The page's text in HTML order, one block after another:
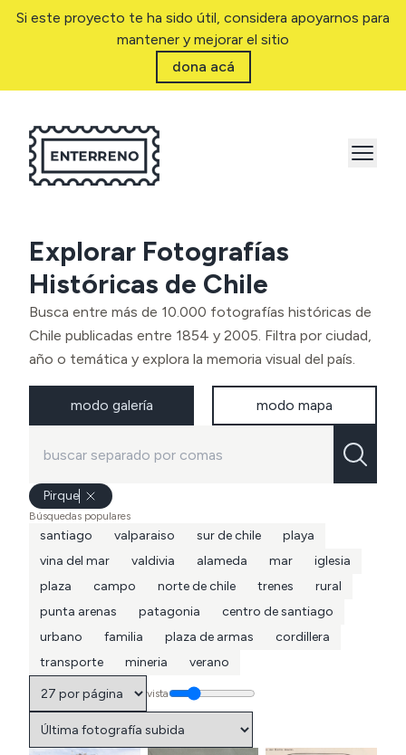
Si este proyecto te ha sido útil, considera apoyarnos para
mantener y mejorar el sitio
dona acá
Explorar Fotografías
Históricas de Chile
Busca entre más de 10.000 fotografías históricas de
Chile publicadas entre 1854 y 2005. Filtra por ciudad,
año o temática y explora la memoria visual del país.
modo galería modo mapa
Pirque
Búsquedas populares
santiago valparaiso sur de chile
playa
vina del mar
valdivia alameda mar
iglesia
plaza
campo norte de chile trenes
rural
punta arenas
patagonia
centro de santiago
urbano
familia plaza de armas
cordillera
transporte
mineria verano
vista